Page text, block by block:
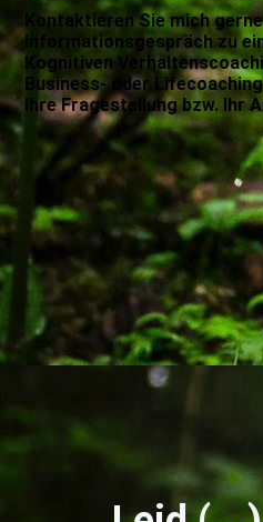
Kontaktieren Sie mich
Informationsgespräch zu
Kognitiven
Business- oder
Ihre Fragestellung bzw. Ihr